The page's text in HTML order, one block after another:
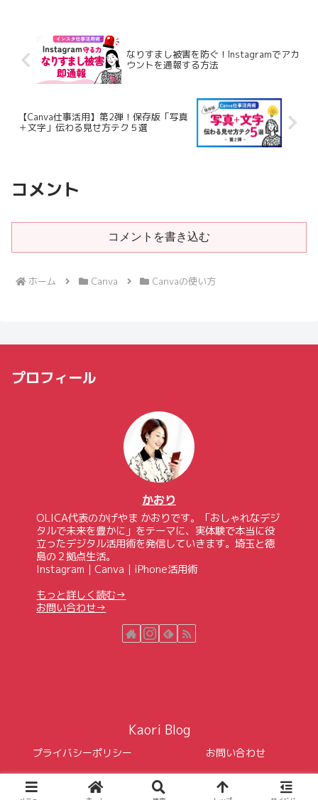
なりすまし被害を防ぐ！Instagramでアカ
ウントを通報する方法
【Canva仕事活用】第2弾！保存版「写真
＋文字」伝わる見せ方テク５選
コメント
コメントを書き込む
ホーム Canva Canvaの使い方
プロフィール
かおり
OLICA代表のかげやま かおりです。「おしゃれなデジ
タルで未来を豊かに」をテーマに、実体験で本当に役
立ったデジタル活用術を発信していきます。埼玉と徳
島の２拠点生活。
Instagram｜Canva｜iPhone活用術
もっと詳しく読む→
お問い合わせ→
Kaori Blog
プライバシーポリシー
お問い合わせ
© 2021 Kaori Blog.